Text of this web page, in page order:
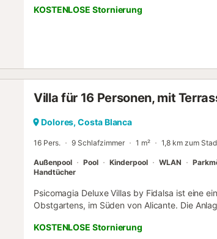
wunderschöne Aussicht, während Sie nur
KOSTENLOSE Stornierung
Villa für 16 Personen, mit
Dolores, Costa Blanca
16 Pers. 9 Schlafzimmer 1 m² 1,8 km zum
Außenpool Pool Kinderpool WLAN
Handtücher
Psicomagia Deluxe Villas by Fidalsa ist eine
Obstgartens, im Süden von Alicante. Die
Freundlichkeit ihrer Menschen bekannt ist,
KOSTENLOSE Stornierung